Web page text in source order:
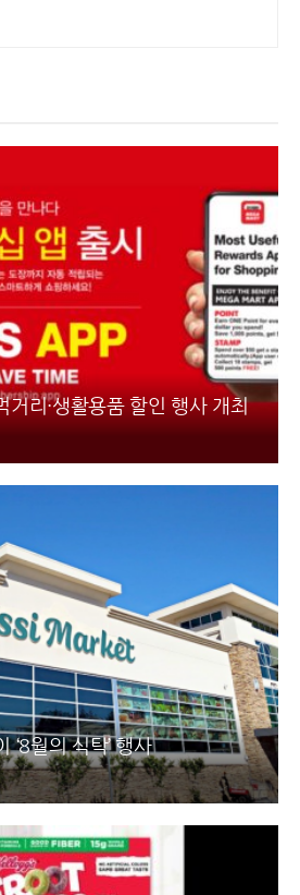
거리·생활용품 할인 행사 개최
‘8월의 식탁’ 행사